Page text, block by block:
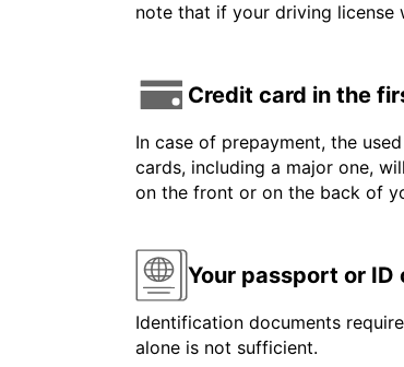
note that if your driving license
Credit card in the
In case of prepayment, the
cards, including a major one,
on the front or on the back of
Your passport or ID
Identification documents
alone is not sufficient.